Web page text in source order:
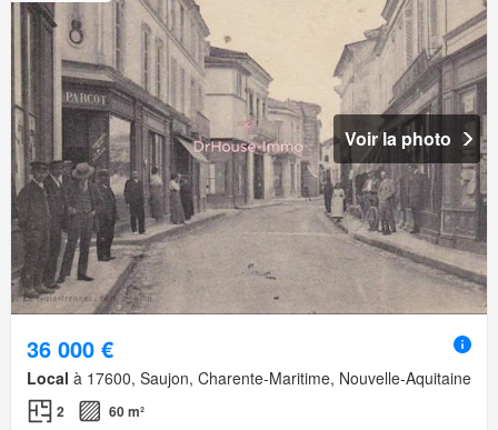
Voir la photo
36 000 €
Local à 17600, Saujon, Charente-Maritime, Nouvelle-Aquitaine
2
60 m²